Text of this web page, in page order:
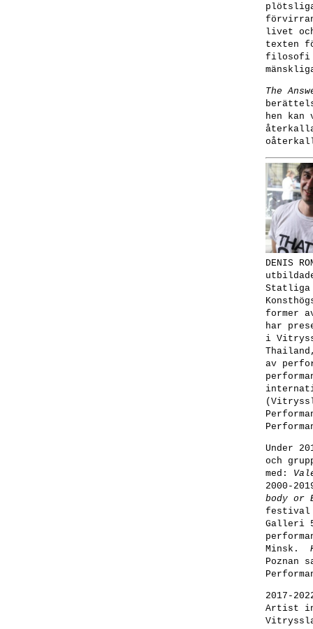
livet och
texten
filosofi
The
hen kan
DENIS
Statliga
former
har
i
av
Under
och
med:
2000-
body or
Galleri
Minsk.
Poznan
2017-
Artist in